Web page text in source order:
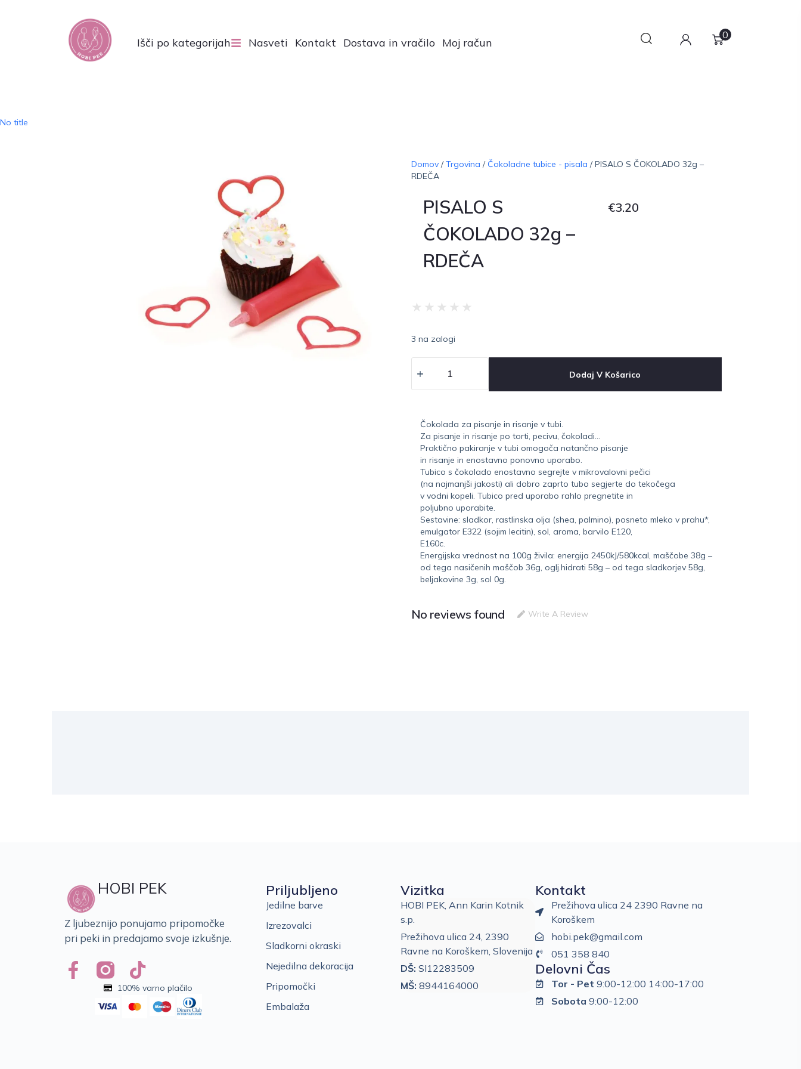
Išči po kategorijah Nasveti Kontakt Dostava in vračilo Moj račun
0
No title
Domov/Trgovina / Čokoladne tubice - pisala / PISALO S ČOKOLADO 32g –
RDEČA
PISALO S
ČOKOLADO 32g –
RDEČA
€3.20
★ ★ ★ ★ ★
3 na zalogi
Dodaj V Košarico
Čokolada za pisanje in risanje v tubi.
Za pisanje in risanje po torti, pecivu, čokoladi…
Praktično pakiranje v tubi omogoča natančno pisanje
in risanje in enostavno ponovno uporabo.
Tubico s čokolado enostavno segrejte v mikrovalovni pečici
(na najmanjši jakosti) ali dobro zaprto tubo segjerte do tekočega
v vodni kopeli. Tubico pred uporabo rahlo pregnetite in
poljubno uporabite.
Sestavine: sladkor, rastlinska olja (shea, palmino), posneto mleko v prahu*,
emulgator E322 (sojim lecitin), sol, aroma, barvilo E120,
E160c.
Energijska vrednost na 100g živila: energija 2450kJ/580kcal, maščobe 38g –
od tega nasičenih maščob 36g, oglj.hidrati 58g – od tega sladkorjev 58g,
beljakovine 3g, sol 0g.
No reviews found Write A Review
HOBI PEK
Z ljubeznijo ponujamo pripomočke
pri peki in predajamo svoje izkušnje.
100% varno plačilo
Priljubljeno
Jedilne barve
Izrezovalci
Sladkorni okraski
Nejedilna dekoracija
Pripomočki
Embalaža
Vizitka
HOBI PEK, Ann Karin Kotnik
s.p.
Prežihova ulica 24, 2390
Ravne na Koroškem, Slovenija
DŠ: SI12283509
MŠ: 8944164000
Kontakt
Prežihova ulica 24 2390 Ravne na
Koroškem
hobi.pek@gmail.com
051 358 840
Delovni Čas
Tor - Pet 9:00-12:00 14:00-17:00
Sobota 9:00-12:00